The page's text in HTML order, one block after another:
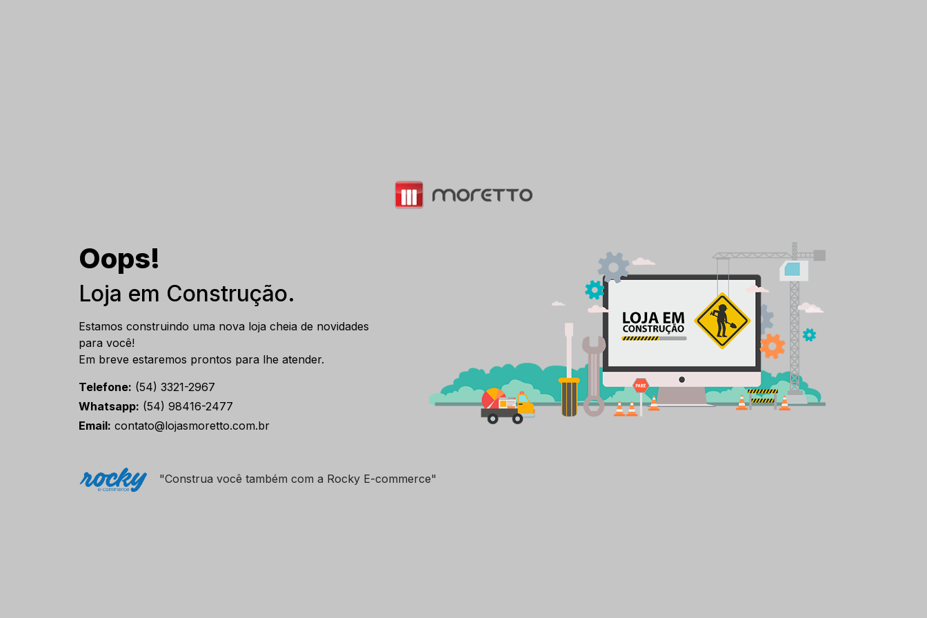
Oops!
Loja em Construção.
Estamos construindo uma nova loja cheia de novidades
para você!
Em breve estaremos prontos para lhe atender.
Telefone: (54) 3321-2967
Whatsapp: (54) 98416-2477
Email: contato@lojasmoretto.com.br
"Construa você também com a Rocky E-commerce"